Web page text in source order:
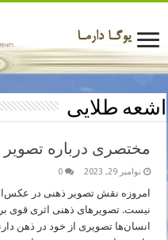
اشعه طلایی
مختصری درباره
نوامبر 29, 2023 0
امروزه نقش تصویر ذهنی در
نیست. تصویرهای ذهنی اثری قوی
انسان‌ها تصویری از خود در ذهن